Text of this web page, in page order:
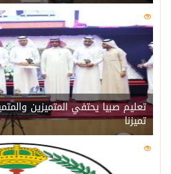
205
تعليم صبيا يحتفي المتميزين
تميزنا
202